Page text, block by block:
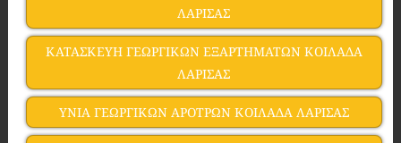
ΛΑΡΙΣΑΣ
ΚΑΤΑΣΚΕΥΗ ΓΕΩΡΓΙΚΩΝ ΕΞΑΡΤΗΜΑΤΩΝ ΚΟΙΛΑΔΑ
ΛΑΡΙΣΑΣ
ΥΝΙΑ ΓΕΩΡΓΙΚΩΝ ΑΡΟΤΡΩΝ ΚΟΙΛΑΔΑ ΛΑΡΙΣΑΣ